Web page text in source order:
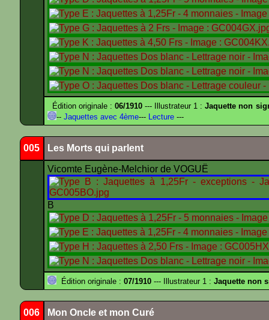
Édition originale :06/1910 --- Illustrateur 1 :Jaquette non
-- Jaquettes avec 4ème--- Lecture ---
005 Les Morts qui parlent
Vicomte Eugène-Melchior de VOGUË
B
Édition originale : 07/1910 --- Illustrateur 1 : Jaquette non
006 Mon Oncle et mon Curé